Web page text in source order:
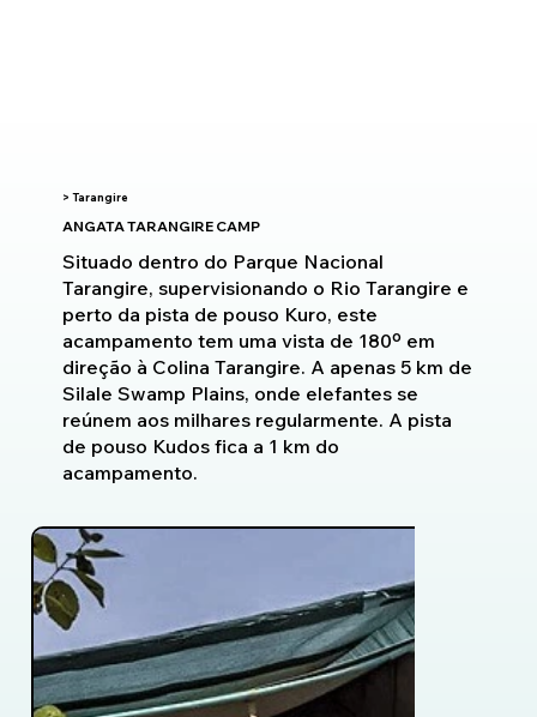
> Tarangire
ANGATA TARANGIRE CAMP
Situado dentro do Parque Nacional
Tarangire, supervisionando o Rio Tarangire e
perto da pista de pouso Kuro, este
acampamento tem uma vista de 180º em
direção à Colina Tarangire. A apenas 5 km de
Silale Swamp Plains, onde elefantes se
reúnem aos milhares regularmente. A pista
de pouso Kudos fica a 1 km do
acampamento.